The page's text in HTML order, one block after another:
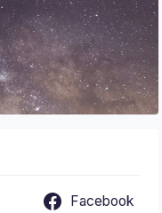
Facebook